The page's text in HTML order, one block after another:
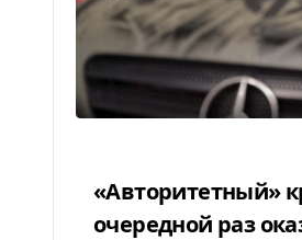
«Авторитетный» криворожский предприниматель Александр Квасов в
очередной раз